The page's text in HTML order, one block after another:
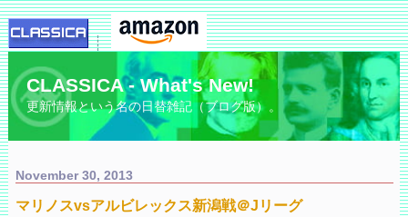
CLASSICA - What's New!
更新情報という名の日替雑記（ブログ版）。
November 30, 2013
マリノスvsアルビレックス新潟戦＠Jリーグ